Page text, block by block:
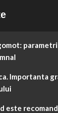
Importanta
este